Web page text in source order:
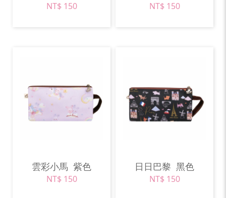
NT$ 150 NT$ 150
雲彩小馬 紫色
NT$ 150
日日巴黎 黑色
NT$ 150